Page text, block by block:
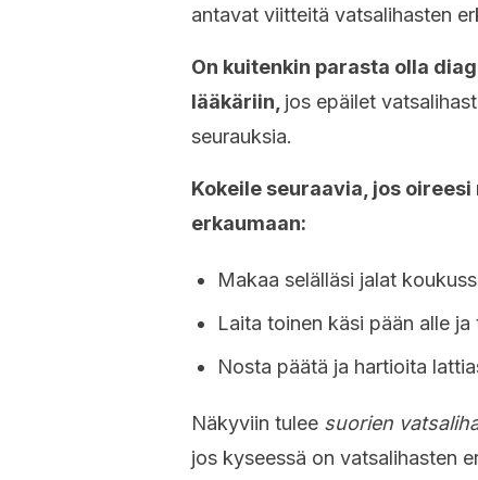
antavat viitteitä vatsalihasten
On kuitenkin parasta olla
lääkäriin, jos epäilet
seurauksia.
Kokeile seuraavia, jos
erkaumaan:
Makaa selälläsi jalat
Laita toinen käsi pään alle
Nosta päätä ja hartioita
Näkyviin tulee suorien
jos kyseessä on vatsalihasten